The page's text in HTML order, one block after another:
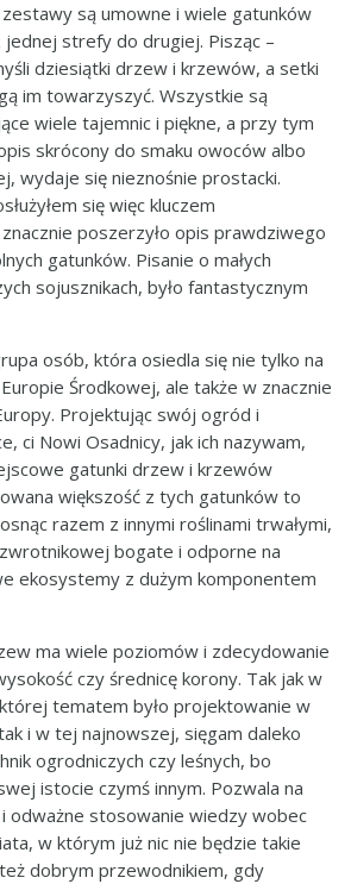
są umowne i wiele gatunków
strefy do drugiej. Pisząc –
dziesiątki drzew i krzewów, a setki
im towarzyszyć. Wszystkie są
wiele tajemnic i piękne, a przy tym
skrócony do smaku owoców albo
wydaje się nieznośnie prostacki.
się więc kluczem
poszerzyło opis prawdziwego
gatunków. Pisanie o małych
sojusznikach, było fantastycznym
osób, która osiedla się nie tylko na
Środkowej, ale także w znacznie
Projektując swój ogród i
ci Nowi Osadnicy, jak ich nazywam,
gatunki drzew i krzewów
większość z tych gatunków to
razem z innymi roślinami trwałymi,
bogate i odporne na
ekosystemy z dużym komponentem
ma wiele poziomów i zdecydowanie
czy średnicę korony. Tak jak w
tematem było projektowanie w
i w tej najnowszej, sięgam daleko
ogrodniczych czy leśnych, bo
istocie czymś innym. Pozwala na
odważne stosowanie wiedzy wobec
w którym już nic nie będzie takie
dobrym przewodnikiem, gdy